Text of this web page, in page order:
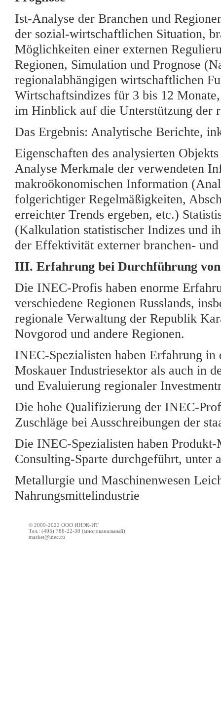
Ist-Analyse der Branchen und
der sozial-wirtschaftlichen Situation,
Möglichkeiten einer externen
Regionen, Simulation und Prognose
regionalabhängigen wirtschaftlichen
Wirtschaftsindizes für 3 bis 12
im Hinblick auf die Unterstützung der
Das Ergebnis: Analytische Berichte,
Eigenschaften des analysierten
Analyse Merkmale der verwendeten
makroökonomischen Information
folgerichtiger Regelmäßigkeiten,
erreichter Trends ergeben, etc.)
(Kalkulation statistischer Indizes und
der Effektivität externer branchen-
III. Erfahrung bei Durchführung
Die INEC-Profis haben enorme
verschiedene Regionen Russlands,
regionale Verwaltung der Republik
Novgorod und andere Regionen.
INEC-Spezialisten haben Erfahrung in
Moskauer Industriesektor als auch in
und Evaluierung regionaler
Die hohe Qualifizierung der INEC-
Zuschläge bei Ausschreibungen der
Die INEC-Spezialisten haben
Consulting-Sparte durchgeführt, unter
Metallurgie und Maschinenwesen
Nahrungsmittelindustrie
© 2009-2022 ООО ИНЭК-ИТ
Тел.: (495) 786-22-30 (многоканальный)
market@inec.ru